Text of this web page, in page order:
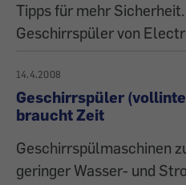
Tipps für mehr
Geschirrspüler von
14.4.2008
Geschirrspüler
braucht Zeit
Geschirrspülmaschinen
geringer Wasser- und